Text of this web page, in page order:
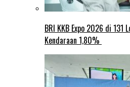
BRI KKB Expo 2026 di 131
Kendaraan 1,80%